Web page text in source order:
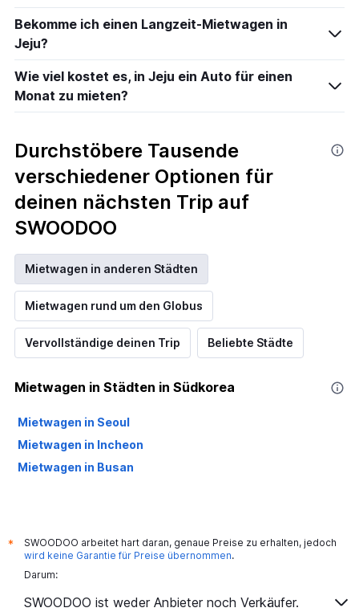
Bekomme ich einen Langzeit-Mietwagen in
Jeju?
Wie viel kostet es, in Jeju ein Auto für einen
Monat zu mieten?
Durchstöbere Tausende
verschiedener Optionen für
deinen nächsten Trip auf
SWOODOO
Mietwagen in anderen Städten
Mietwagen rund um den Globus
Vervollständige deinen Trip Beliebte Städte
Mietwagen in Städten in Südkorea
Mietwagen in Seoul
Mietwagen in Incheon
Mietwagen in Busan
*
SWOODOO arbeitet hart daran, genaue Preise zu erhalten, jedoch
wird keine Garantie für Preise übernommen.
Darum:
SWOODOO ist weder Anbieter noch Verkäufer.